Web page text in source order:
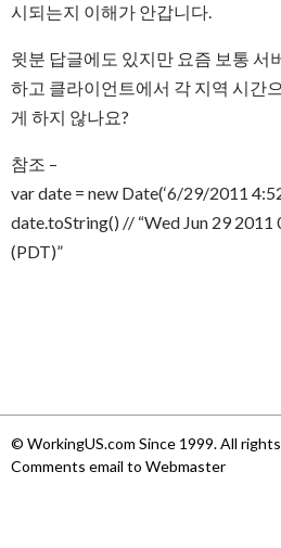
시되는지 이해가 안갑니다.
윗분 답글에도 있지만 요즘 보통 서
하고 클라이언트에서 각 지역 시간
게 하지 않나요?
참조 –
var date = new Date(‘6/29/2011
date.toString() // “Wed Jun 29
(PDT)”
© WorkingUS.com Since 1999. All
Comments email to Webmaster